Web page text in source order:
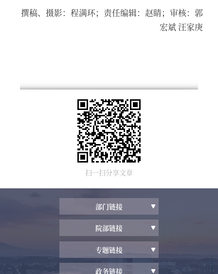
撰稿、摄影：程满环；责任编辑：赵睛；审核：郭
宏斌 汪家庚
扫一扫分享文章
部门链接
院部链接
专题链接
政务链接